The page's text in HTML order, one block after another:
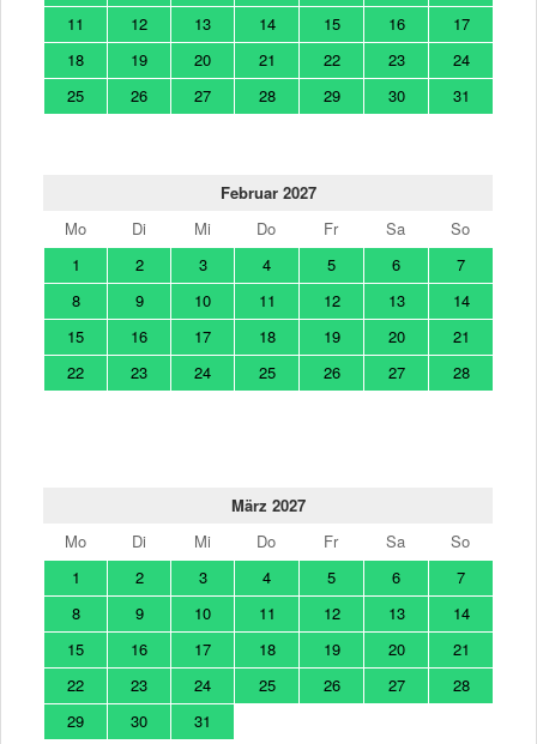
11
12 13 14 15 16
17
18
19 20 21 22 23
24
25
26 27 28 29 30 31
Februar 2027
Mo
Di Mi Do Fr Sa
So
1
2 3 4 5 6
7
8
9 10 11 12 13
14
15
16 17 18 19 20
21
22
23 24 25 26 27 28
März 2027
Mo
Di Mi Do Fr Sa
So
1
2 3 4 5 6
7
8
9 10 11 12 13
14
15
16 17 18 19 20
21
22
23 24 25 26 27
28
29
30 31